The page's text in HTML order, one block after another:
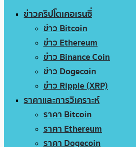
ข่าวคริปโตเคอเรนซี่
ข่าว Bitcoin
ข่าว Ethereum
ข่าว Binance Coin
ข่าว Dogecoin
ข่าว Ripple (XRP)
ราคาและการวิเคราะห์
ราคา Bitcoin
ราคา Ethereum
ราคา Dogecoin